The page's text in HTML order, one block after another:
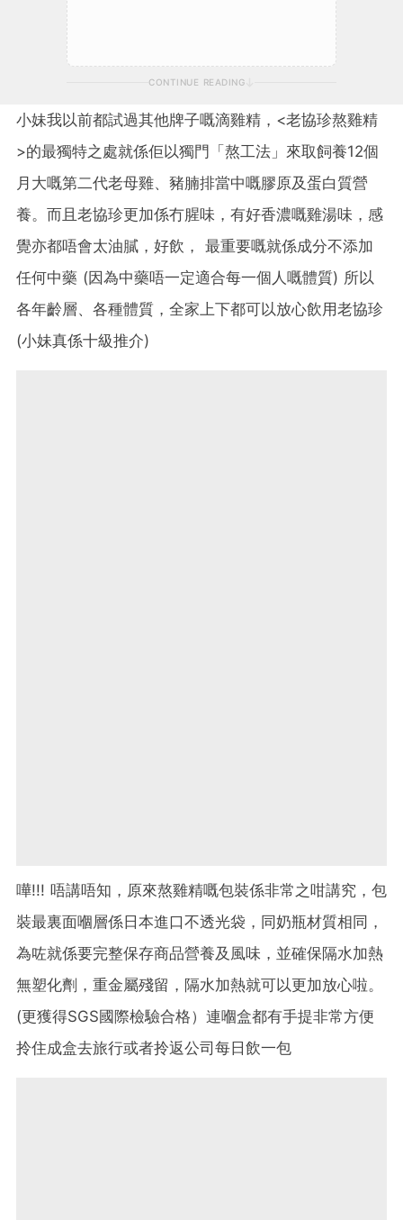
CONTINUE READING
小妹我以前都試過其他牌子嘅滴雞精，<老協珍熬雞精
>的最獨特之處就係佢以獨門「熬工法」來取飼養12個
月大嘅第二代老母雞、豬腩排當中嘅膠原及蛋白質營
養。而且老協珍更加係冇腥味，有好香濃嘅雞湯味，感
覺亦都唔會太油膩，好飲， 最重要嘅就係成分不添加
任何中藥 (因為中藥唔一定適合每一個人嘅體質) 所以
各年齡層、各種體質，全家上下都可以放心飲用老協珍
(小妹真係十級推介)
嘩!!! 唔講唔知，原來熬雞精嘅包裝係非常之咁講究，包
裝最裏面嗰層係日本進口不透光袋，同奶瓶材質相同，
為咗就係要完整保存商品營養及風味，並確保隔水加熱
無塑化劑，重金屬殘留，隔水加熱就可以更加放心啦。
(更獲得SGS國際檢驗合格）連嗰盒都有手提非常方便
拎住成盒去旅行或者拎返公司每日飲一包